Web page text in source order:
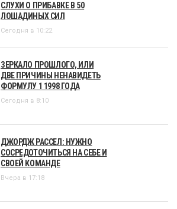
СЛУХИ О ПРИБАВКЕ В 50
ЛОШАДИНЫХ СИЛ
Сегодня в 10:22
ЗЕРКАЛО ПРОШЛОГО, ИЛИ
ДВЕ ПРИЧИНЫ НЕНАВИДЕТЬ
ФОРМУЛУ 1 1998 ГОДА
Сегодня в 8:10
ДЖОРДЖ РАССЕЛ: НУЖНО
СОСРЕДОТОЧИТЬСЯ НА СЕБЕ И
СВОЕЙ КОМАНДЕ
Вчера в 17:18